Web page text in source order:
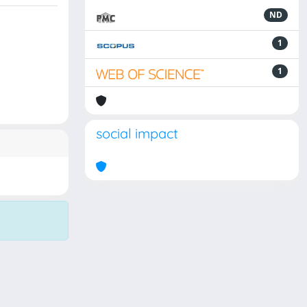
ND
1
1
social impact